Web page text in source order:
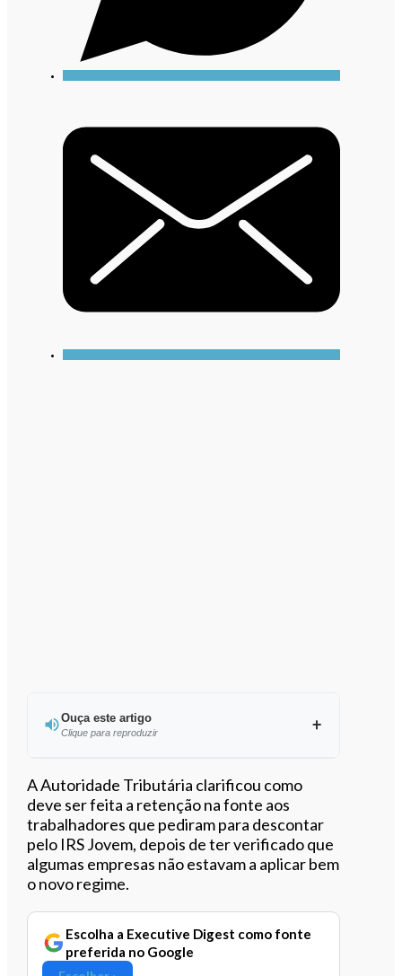
Ouça este artigo
Clique para reproduzir
Ouvir este artigo
A Autoridade Tributária clarificou como
deve ser feita a retenção na fonte aos
trabalhadores que pediram para descontar
pelo IRS Jovem, depois de ter verificado que
algumas empresas não estavam a aplicar bem
o novo regime.
Escolha a Executive Digest como fonte
preferida no Google